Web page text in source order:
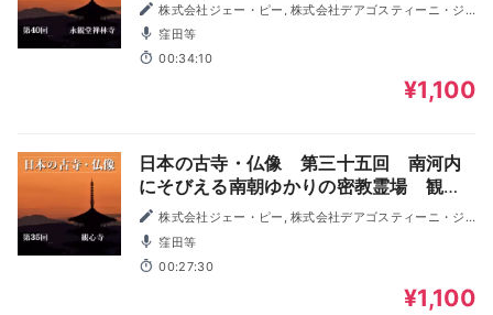
株式会社ジェー・ピー, 株式会社デアゴスティーニ・ジ
ャパン
窪田等
00:34:10
¥1,100
日本の古寺・仏像 第三十五回 南河内
にそびえる南朝ゆかりの密教霊場 観心
寺 株式会社ジェー・ピー, 株式会社デアゴスティーニ・ジ
ャパン
窪田等
00:27:30
¥1,100